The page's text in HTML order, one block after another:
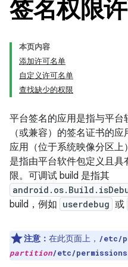
签名权限
本页内容
添加许可名单
自定义许可名单
查找缺少的权限
平台签名的应用是指与平台
（或兼容）的签名证书的
应用（位于系统映像分区
是指由平台软件包定义且具
限。可调试 build 是指其
build，例如 userdebug 或
注意： 在此页面上， /etc/
partition/etc/permissions